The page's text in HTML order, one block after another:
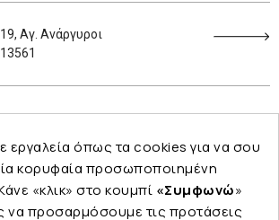
Αγ. Ανάργυροι
εργαλεία όπως τα cookies για να σου
κορυφαία προσωποποιημένη
«κλικ» στο κουμπί «Συμφωνώ»
να προσαρμόσουμε τις προτάσεις